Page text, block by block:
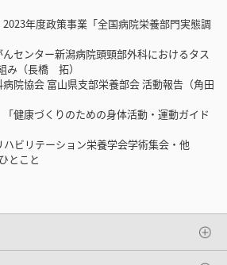
年度政策事業「全国病院栄養部門実態調
センター新潟病院頭頸部外科におけるタス
み（長橋 拓）
院協会 富山県支部栄養部会 活動報告（角田
健康づくりのための身体活動・運動ガイド
ビリテーション栄養学会学術集会・他
とこと